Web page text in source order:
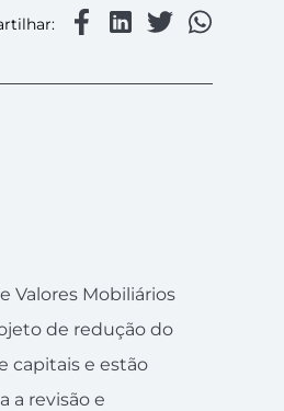
Valores Mobiliários
de redução do
capitais e estão
a revisão e